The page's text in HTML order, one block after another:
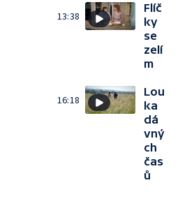
13:38
Flíč
ky
se
zelí
m
16:18
Lou
ka
dá
vný
ch
čas
ů